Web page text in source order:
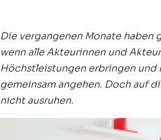
Die vergangenen Monate haben
wenn alle Akteurinnen und
Höchstleistungen erbringen und
gemeinsam angehen. Doch auf
nicht ausruhen.